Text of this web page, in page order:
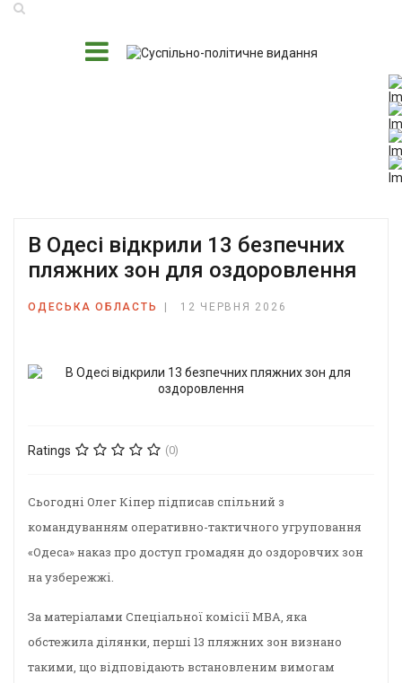
В Одесі відкрили 13 безпечних
пляжних зон для оздоровлення
ОДЕСЬКА ОБЛАСТЬ 12 ЧЕРВНЯ 2026
Ratings (0)
Сьогодні Олег Кіпер підписав спільний з
командуванням оперативно-тактичного угруповання
«Одеса» наказ про доступ громадян до оздоровчих зон
на узбережжі.
За матеріалами Спеціальної комісії МВА, яка
обстежила ділянки, перші 13 пляжних зон визнано
такими, що відповідають встановленим вимогам